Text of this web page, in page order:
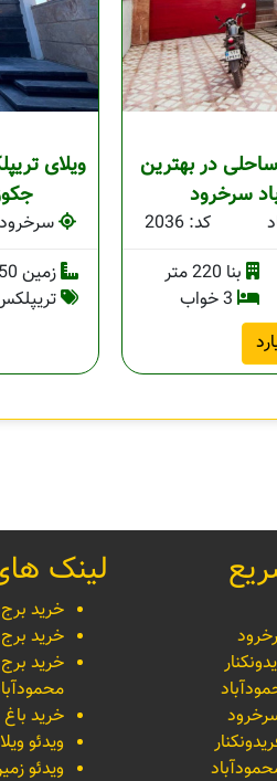
در بهترین
سرخرود
کد: 2036
بنا 220 متر
ویلای
زمین 150 متر
لینک
خرید
خرید
خرید
خرید
ویدئو
ویدئو